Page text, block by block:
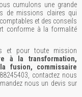
cumulons une grande
de missions claires qui
et des conseils
conforme à la formalité
et pour toute mission
à la transformation,
fusion, commissaire
contactez nous
nous un devis sur